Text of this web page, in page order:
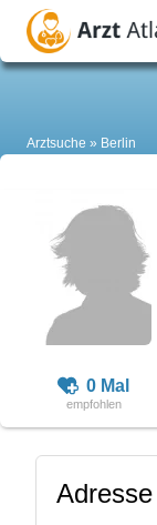
Arztsuche Berlin
0 Mal